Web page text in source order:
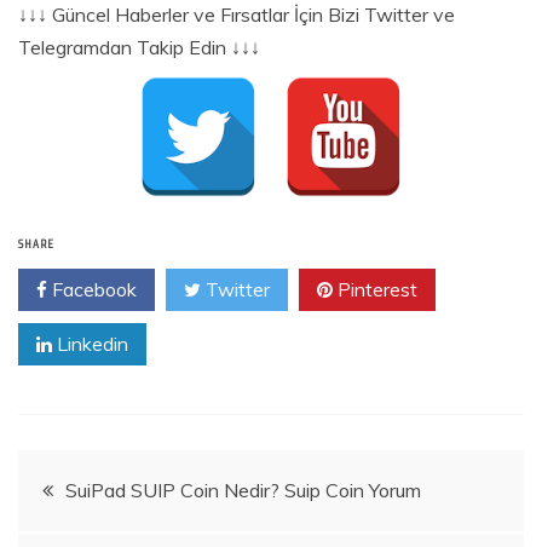
↓↓↓ Güncel Haberler ve Fırsatlar İçin Bizi Twitter ve
Telegramdan Takip Edin ↓↓↓
SHARE
Facebook Twitter Pinterest
Linkedin
YazıSuiPad SUIP Coin Nedir? Suip Coin Yorum